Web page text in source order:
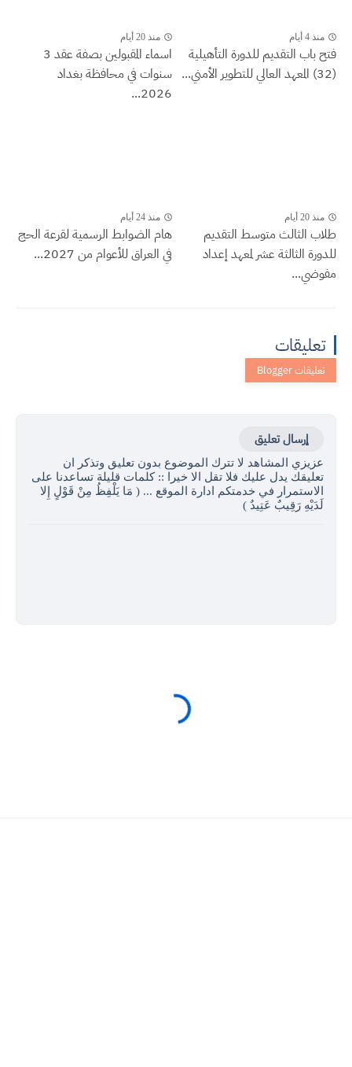
منذ 4 أيام
فتح باب التقديم للدورة التأهيلية
(32) المعهد العالي للتطوير الأمني...
منذ 20 أيام
اسماء المقبولين بصفة عقد 3
سنوات في محافظة بغداد
2026...
منذ 20 أيام
طلاب الثالث متوسط التقديم
للدورة الثالثة عشر لمعهد إعداد
مفوضي...
منذ 24 أيام
هام الضوابط الرسمية لقرعة الحج
في العراق للأعوام من 2027...
تعليقات
إرسال تعليق
عزيزي المشاهد لا تترك الموضوع بدون تعليق وتذكر ان
تعليقك يدل عليك فلا تقل الا خيرا :: كلمات قليلة تساعدنا على
الاستمرار في خدمتكم ادارة الموقع ... ( مَا يَلْفِظُ مِنْ قَوْلٍ إِلا
لَدَيْهِ رَقِيبٌ عَتِيدٌ )